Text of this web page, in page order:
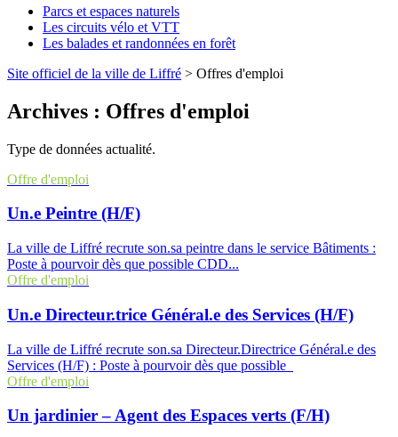
Parcs et espaces naturels
Les circuits vélo et VTT
Les balades et randonnées en forêt
Site officiel de la ville de Liffré > Offres d'emploi
Archives : Offres d'emploi
Type de données actualité.
Offre d'emploi
Un.e Peintre (H/F)
La ville de Liffré recrute son.sa peintre dans le service Bâtiments :
Poste à pourvoir dès que possible CDD...
Offre d'emploi
Un.e Directeur.trice Général.e des Services (H/F)
La ville de Liffré recrute son.sa Directeur.Directrice Général.e des
Services (H/F) : Poste à pourvoir dès que possible
Offre d'emploi
Un jardinier – Agent des Espaces verts (F/H)